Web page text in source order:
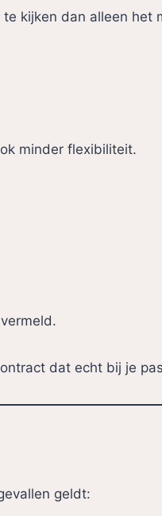
kijken dan alleen het
minder flexibiliteit.
dat echt bij je
geldt: